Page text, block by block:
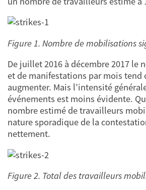
Figure 1. Nombre de mobilisations
De juillet 2016 à décembre 2017 le
et de manifestations par mois tend
augmenter. Mais l’intensité
événements est moins évidente.
nombre estimé de travailleurs
nature sporadique de la
nettement.
Figure 2. Total des travailleurs